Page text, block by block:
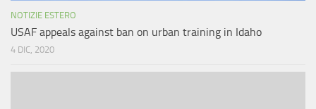
NOTIZIE ESTERO
USAF appeals against ban on urban training in Idaho
4 DIC, 2020